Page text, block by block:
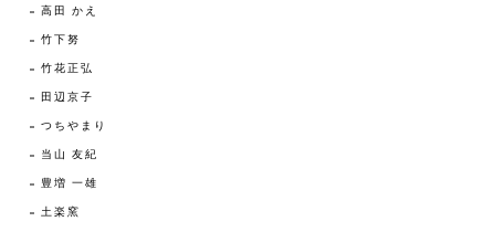
高田 かえ
竹下努
竹花正弘
田辺京子
つちやまり
当山 友紀
豊増 一雄
土楽窯